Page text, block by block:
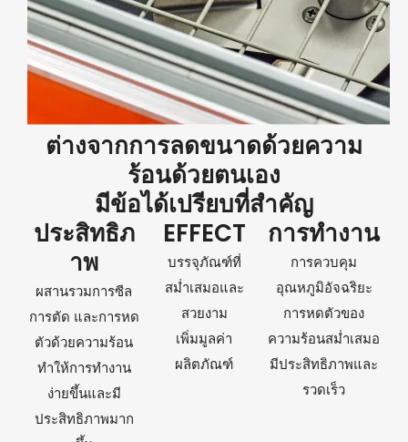
ต่างจากการลดขนาดด้วยความ
ร้อนด้วยตนเอง
มีข้อได้เปรียบที่สำคัญ
ประสิทธิภ
าพ
ผสานรวมการซีล
การตัด และการหด
ตัวด้วยความร้อน
ทำให้การทำงาน
ง่ายขึ้นและมี
ประสิทธิภาพมาก
EFFECT
บรรจุภัณฑ์ที่
สม่ำเสมอและ
สวยงาม
เพิ่มมูลค่า
ผลิตภัณฑ์
การทำงาน
การควบคุม
อุณหภูมิอัจฉริยะ
การหดตัวของ
ความร้อนสม่ำเสมอ
มีประสิทธิภาพและ
รวดเร็ว